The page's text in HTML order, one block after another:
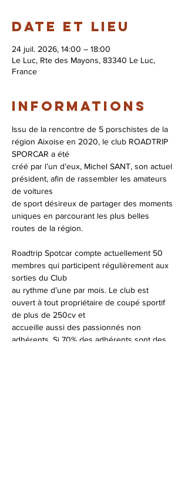
Date et lieu
24 juil. 2026, 14:00 – 18:00
Le Luc, Rte des Mayons, 83340 Le Luc,
France
Informations
Issu de la rencontre de 5 porschistes de la
région Aixoise en 2020, le club ROADTRIP
SPORCAR a été
créé par l’un d’eux, Michel SANT, son actuel
président, afin de rassembler les amateurs
de voitures
de sport désireux de partager des moments
uniques en parcourant les plus belles
routes de la région.
Roadtrip Spotcar compte actuellement 50
membres qui participent régulièrement aux
sorties du Club
au rythme d’une par mois. Le club est
ouvert à tout propriétaire de coupé sportif
de plus de 250cv et
accueille aussi des passionnés non
adhérents. Si 70% des adhérents sont des